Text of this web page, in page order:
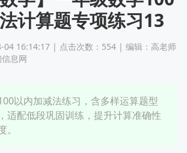
计算题专项练习13
04 16:14:17 | 点击次数：554 | 编辑：高老师
息网
以内加减法练习，含多样运算题型
适配低段巩固训练，提升计算准确性